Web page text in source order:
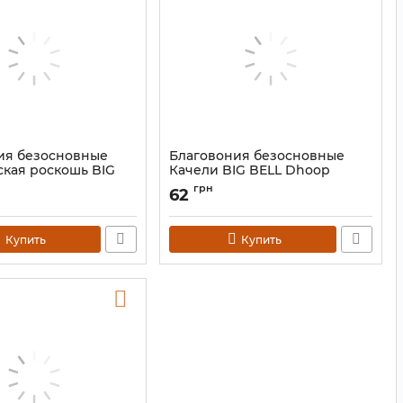
безосновные
роскошь BIG
Swiss Luxury 10
Купить
Благовония безосновные
Качели BIG BELL Dhoop
Swing 10 шт.
Артикул:
62 грн
Купить